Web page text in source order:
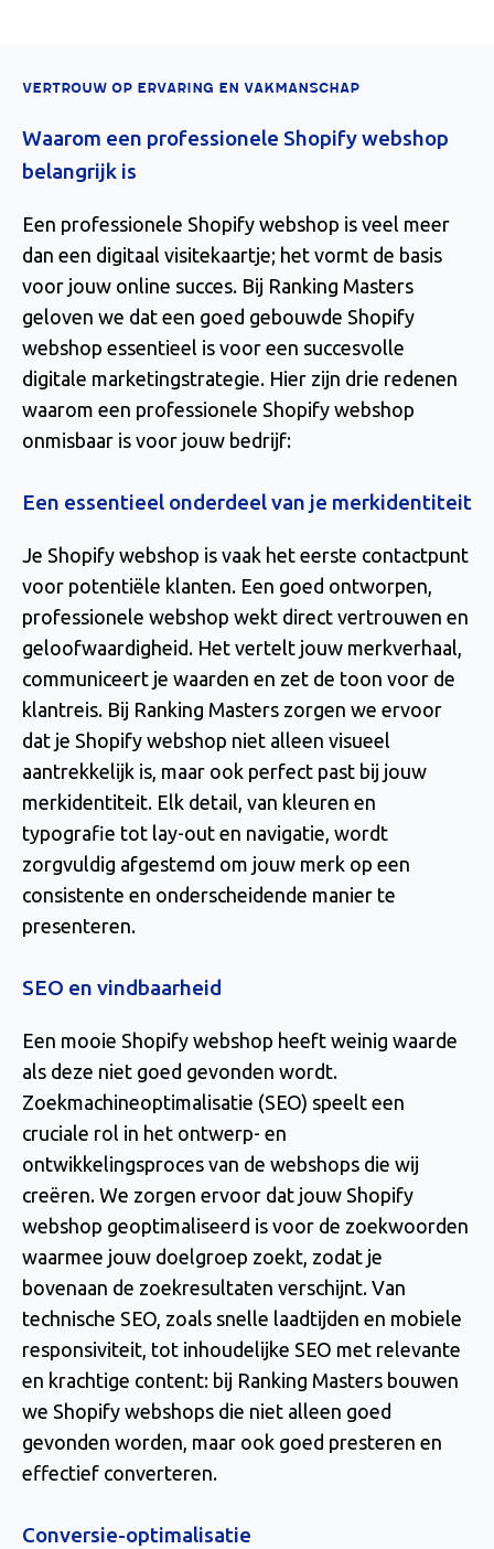
VERTROUW OP ERVARING EN VAKMANSCHAP
Waarom een professionele Shopify webshop
belangrijk is
Een professionele Shopify webshop is veel meer
dan een digitaal visitekaartje; het vormt de basis
voor jouw online succes. Bij Ranking Masters
geloven we dat een goed gebouwde Shopify
webshop essentieel is voor een succesvolle
digitale marketingstrategie. Hier zijn drie redenen
waarom een professionele Shopify webshop
onmisbaar is voor jouw bedrijf:
Een essentieel onderdeel van je merkidentiteit
Je Shopify webshop is vaak het eerste contactpunt
voor potentiële klanten. Een goed ontworpen,
professionele webshop wekt direct vertrouwen en
geloofwaardigheid. Het vertelt jouw merkverhaal,
communiceert je waarden en zet de toon voor de
klantreis. Bij Ranking Masters zorgen we ervoor
dat je Shopify webshop niet alleen visueel
aantrekkelijk is, maar ook perfect past bij jouw
merkidentiteit. Elk detail, van kleuren en
typografie tot lay-out en navigatie, wordt
zorgvuldig afgestemd om jouw merk op een
consistente en onderscheidende manier te
presenteren.
SEO en vindbaarheid
Een mooie Shopify webshop heeft weinig waarde
als deze niet goed gevonden wordt.
Zoekmachineoptimalisatie (SEO) speelt een
cruciale rol in het ontwerp- en
ontwikkelingsproces van de webshops die wij
creëren. We zorgen ervoor dat jouw Shopify
webshop geoptimaliseerd is voor de zoekwoorden
waarmee jouw doelgroep zoekt, zodat je
bovenaan de zoekresultaten verschijnt. Van
technische SEO, zoals snelle laadtijden en mobiele
responsiviteit, tot inhoudelijke SEO met relevante
en krachtige content: bij Ranking Masters bouwen
we Shopify webshops die niet alleen goed
gevonden worden, maar ook goed presteren en
effectief converteren.
Conversie-optimalisatie